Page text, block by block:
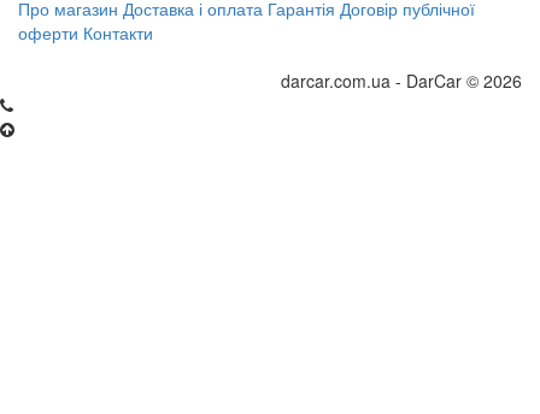
Про магазин Доставка і оплата Гарантія Договір публічної
оферти Контакти
darcar.com.ua - DarCar © 2026